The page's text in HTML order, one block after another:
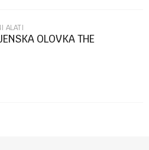
ALATI
OLOVKA THE
MULTICOLOR